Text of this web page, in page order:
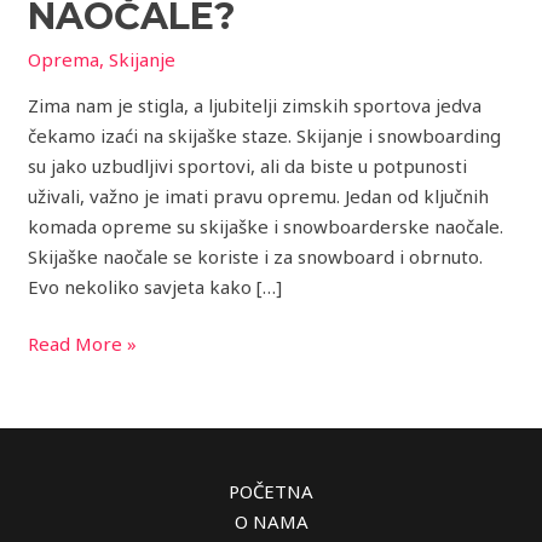
NAOČALE?
Oprema,Skijanje
Zima nam je stigla, a ljubitelji zimskih sportova jedva
čekamo izaći na skijaške staze. Skijanje i snowboarding
su jako uzbudljivi sportovi, ali da biste u potpunosti
uživali, važno je imati pravu opremu. Jedan od ključnih
komada opreme su skijaške i snowboarderske naočale.
Skijaške naočale se koriste i za snowboard i obrnuto.
Evo nekoliko savjeta kako […]
Read More »
POČETNA
O NAMA